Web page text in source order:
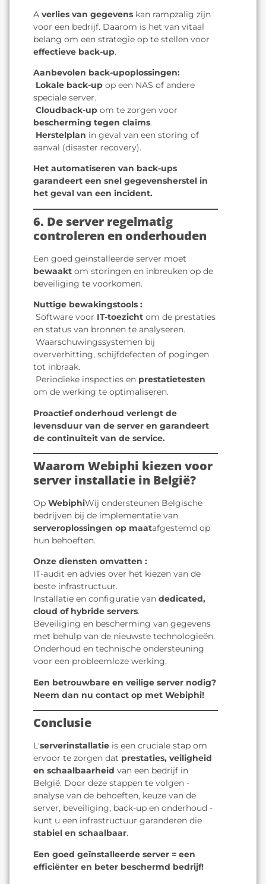
A verlies van gegevens kan rampzalig zijn
voor een bedrijf. Daarom is het van vitaal
belang om een strategie op te stellen voor
effectieve back-up.
Aanbevolen back-upoplossingen:
Lokale back-up op een NAS of andere
speciale server.
Cloudback-up om te zorgen voor
bescherming tegen claims.
Herstelplan in geval van een storing of
aanval (disaster recovery).
Het automatiseren van back-ups
garandeert een snel gegevensherstel in
het geval van een incident.
6. De server regelmatig
controleren en onderhouden
Een goed geïnstalleerde server moet
bewaakt om storingen en inbreuken op de
beveiliging te voorkomen.
Nuttige bewakingstools :
️ Software voor IT-toezicht om de prestaties
en status van bronnen te analyseren.
️ Waarschuwingssystemen bij
oververhitting, schijfdefecten of pogingen
tot inbraak.
️ Periodieke inspecties en prestatietesten
om de werking te optimaliseren.
Proactief onderhoud verlengt de
levensduur van de server en garandeert
de continuïteit van de service.
Waarom Webiphi kiezen voor
server installatie in België?
Op WebiphiWij ondersteunen Belgische
bedrijven bij de implementatie van
serveroplossingen op maatafgestemd op
hun behoeften.
Onze diensten omvatten :
IT-audit en advies over het kiezen van de
beste infrastructuur.
Installatie en configuratie van dedicated,
cloud of hybride servers.
Beveiliging en bescherming van gegevens
met behulp van de nieuwste technologieën.
Onderhoud en technische ondersteuning
voor een probleemloze werking.
Een betrouwbare en veilige server nodig?
Neem dan nu contact op met Webiphi!
Conclusie
L'serverinstallatie is een cruciale stap om
ervoor te zorgen dat prestaties, veiligheid
en schaalbaarheid van een bedrijf in
België. Door deze stappen te volgen -
analyse van de behoeften, keuze van de
server, beveiliging, back-up en onderhoud -
kunt u een infrastructuur garanderen die
stabiel en schaalbaar.
Een goed geïnstalleerde server = een
efficiënter en beter beschermd bedrijf!